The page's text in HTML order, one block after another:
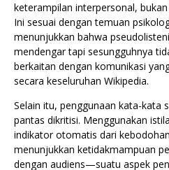
keterampilan interpersonal,
Ini sesuai dengan temuan
menunjukkan bahwa
mendengar tapi sesungguhnya
berkaitan dengan komunikasi
secara keseluruhan Wikipedia.
Selain itu, penggunaan kata-kata
pantas dikritisi. Menggunakan
indikator otomatis dari
menunjukkan ketidakmampuan
dengan audiens—suatu aspek